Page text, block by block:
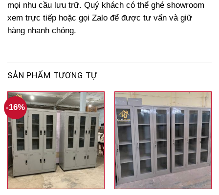
mọi nhu cầu lưu trữ. Quý khách có thể ghé showroom
xem trực tiếp hoặc gọi Zalo để được tư vấn và giữ
hàng nhanh chóng.
SẢN PHẨM TƯƠNG TỰ
-16%